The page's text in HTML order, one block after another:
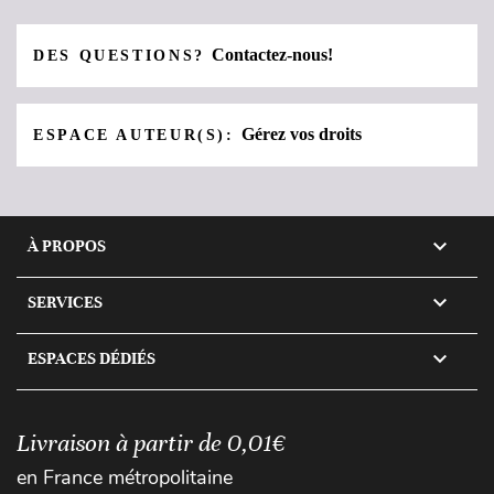
DES QUESTIONS?Contactez-nous!
ESPACE AUTEUR(S):Gérez vos droits
À PROPOS 
SERVICES 
ESPACES DÉDIÉS 
Livraison à partir de 0,01€
en France métropolitaine